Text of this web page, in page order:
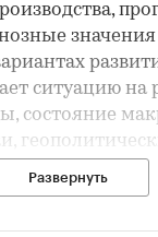
ситуацию на
состояние
хлора,
Развернуть